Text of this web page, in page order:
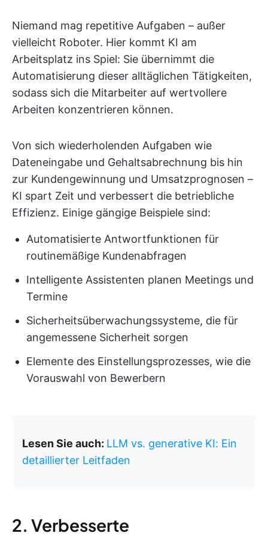
Niemand mag repetitive Aufgaben – außer
vielleicht Roboter. Hier kommt KI am
Arbeitsplatz ins Spiel: Sie übernimmt die
Automatisierung dieser alltäglichen Tätigkeiten,
sodass sich die Mitarbeiter auf wertvollere
Arbeiten konzentrieren können.
Von sich wiederholenden Aufgaben wie
Dateneingabe und Gehaltsabrechnung bis hin
zur Kundengewinnung und Umsatzprognosen –
KI spart Zeit und verbessert die betriebliche
Effizienz. Einige gängige Beispiele sind:
Automatisierte Antwortfunktionen für
routinemäßige Kundenabfragen
Intelligente Assistenten planen Meetings und
Termine
Sicherheitsüberwachungssysteme, die für
angemessene Sicherheit sorgen
Elemente des Einstellungsprozesses, wie die
Vorauswahl von Bewerbern
Lesen Sie auch: LLM vs. generative KI: Ein
detaillierter Leitfaden
2. Verbesserte